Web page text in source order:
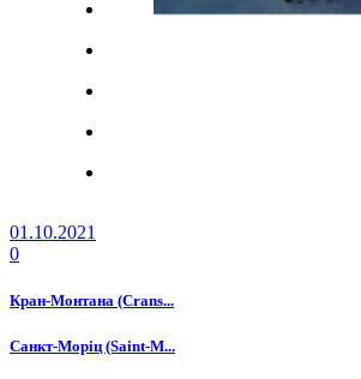
01.10.2021
0
Кран-Монтана (Crans...
Санкт-Моріц (Saint-M...